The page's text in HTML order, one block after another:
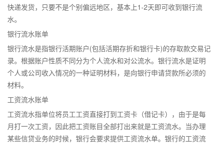
快递发货，只要不是个别偏远地区，基本上1-2天即可收到银行流
水。
银行流水账单
银行流水是指银行活期账户(包括活期存折和银行卡)的存取款交易记
录。根据账户性质不同分为个人流水和对公流水。银行流水是证明
个人或公司收入情况的一种证明材料，是向银行申请贷款所必须的
材料。
工资流水账单
工资流水指单位将员工工资直接打到工资卡（借记卡），由于是每
月打一次工资，因此把工资账目全部打出来就是工资流水。当办理
某些信贷业务的时候，银行会要求提供工资流水单。银行的工资流